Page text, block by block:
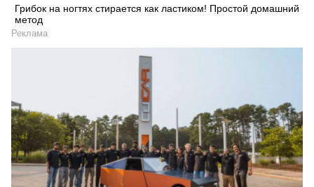
Грибок на ногтях стирается как ластиком! Простой домашний
метод
Реклама